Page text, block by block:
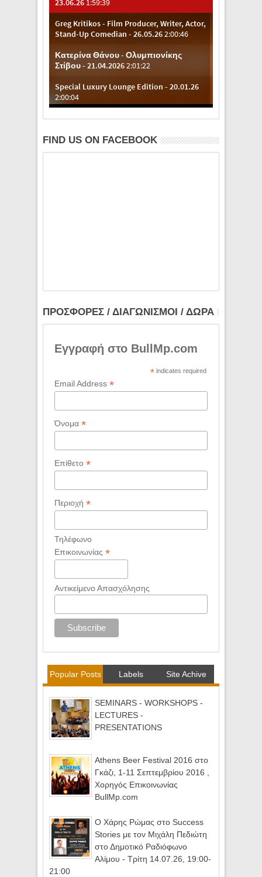
FIND US ON FACEBOOK
ΠΡΟΣΦΟΡΕΣ / ΔΙΑΓΩΝΙΣΜΟΙ / ΔΩΡΑ
Εγγραφή στο BullMp.com
*indicates required
Email Address *
Όνομα *
Επίθετο *
Περιοχή *
Τηλέφωνο
Επικοινωνίας *
Αντικείμενο Απασχόλησης
Popular Posts Labels Site Achive
SEMINARS - WORKSHOPS -
LECTURES -
PRESENTATIONS
Athens Beer Festival 2016 στο
Γκάζι, 1-11 Σεπτεμβρίου 2016 ,
Χορηγός Επικοινωνίας
BullMp.com
Ο Χάρης Ρώμας στο Success
Stories με τον Μιχάλη Πεδιώτη
στο Δημοτικό Ραδιόφωνο
Αλίμου - Τρίτη 14.07.26, 19:00-
21:00